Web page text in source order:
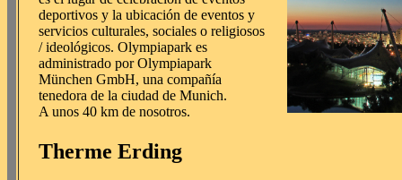
deportivos y la ubicación de eventos y
servicios culturales, sociales o religiosos
/ ideológicos. Olympiapark es
administrado por Olympiapark
München GmbH, una compañía
tenedora de la ciudad de Munich.
A unos 40 km de nosotros.
Therme Erding